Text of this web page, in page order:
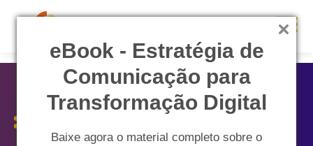
eB ook - Estratégia de
Comunicação para
Transformação Digital
Baixe agora o material completo sobre o